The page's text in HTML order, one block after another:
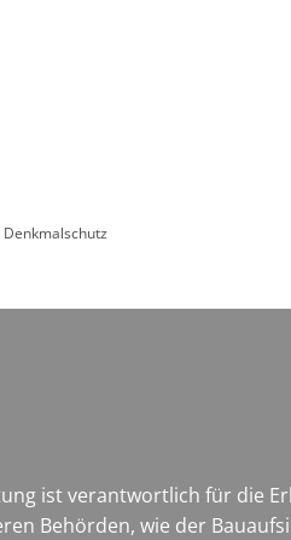
Denkmalschutz
ist verantwortlich für die
Behörden, wie der